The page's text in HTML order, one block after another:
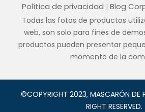
Política de privacidad
Blog
Todas las fotos de productos
web, son solo para fines de
productos pueden presentar
momento de la
©COPYRIGHT 2023, MASCARÓN DE
RIGHT RESERVED.